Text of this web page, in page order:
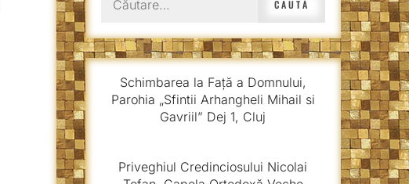
după:
Schimbarea la Față a Domnului,
Parohia „Sfintii Arhangheli Mihail si
Gavriil” Dej 1, Cluj
Priveghiul Credinciosului Nicolai